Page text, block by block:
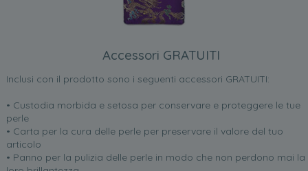
Accessori GRATUITI
Inclusi con il prodotto sono i seguenti accessori GRATUITI:
• Custodia morbida e setosa per conservare e proteggere le tue
perle
• Carta per la cura delle perle per preservare il valore del tuo
articolo
• Panno per la pulizia delle perle in modo che non perdono mai la